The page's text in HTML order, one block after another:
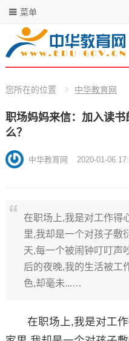
菜单
您所在的位置 中华教育网
职场妈妈来信：加入读
么？
中华教育网 2020-01-06
在职场上,我是对工作得
里,我却是一个对孩子敷
天,每一个被闹钟叮叮声
后的夜晚,我的生活被工
色,却毫未...…
在职场上,我是对工作